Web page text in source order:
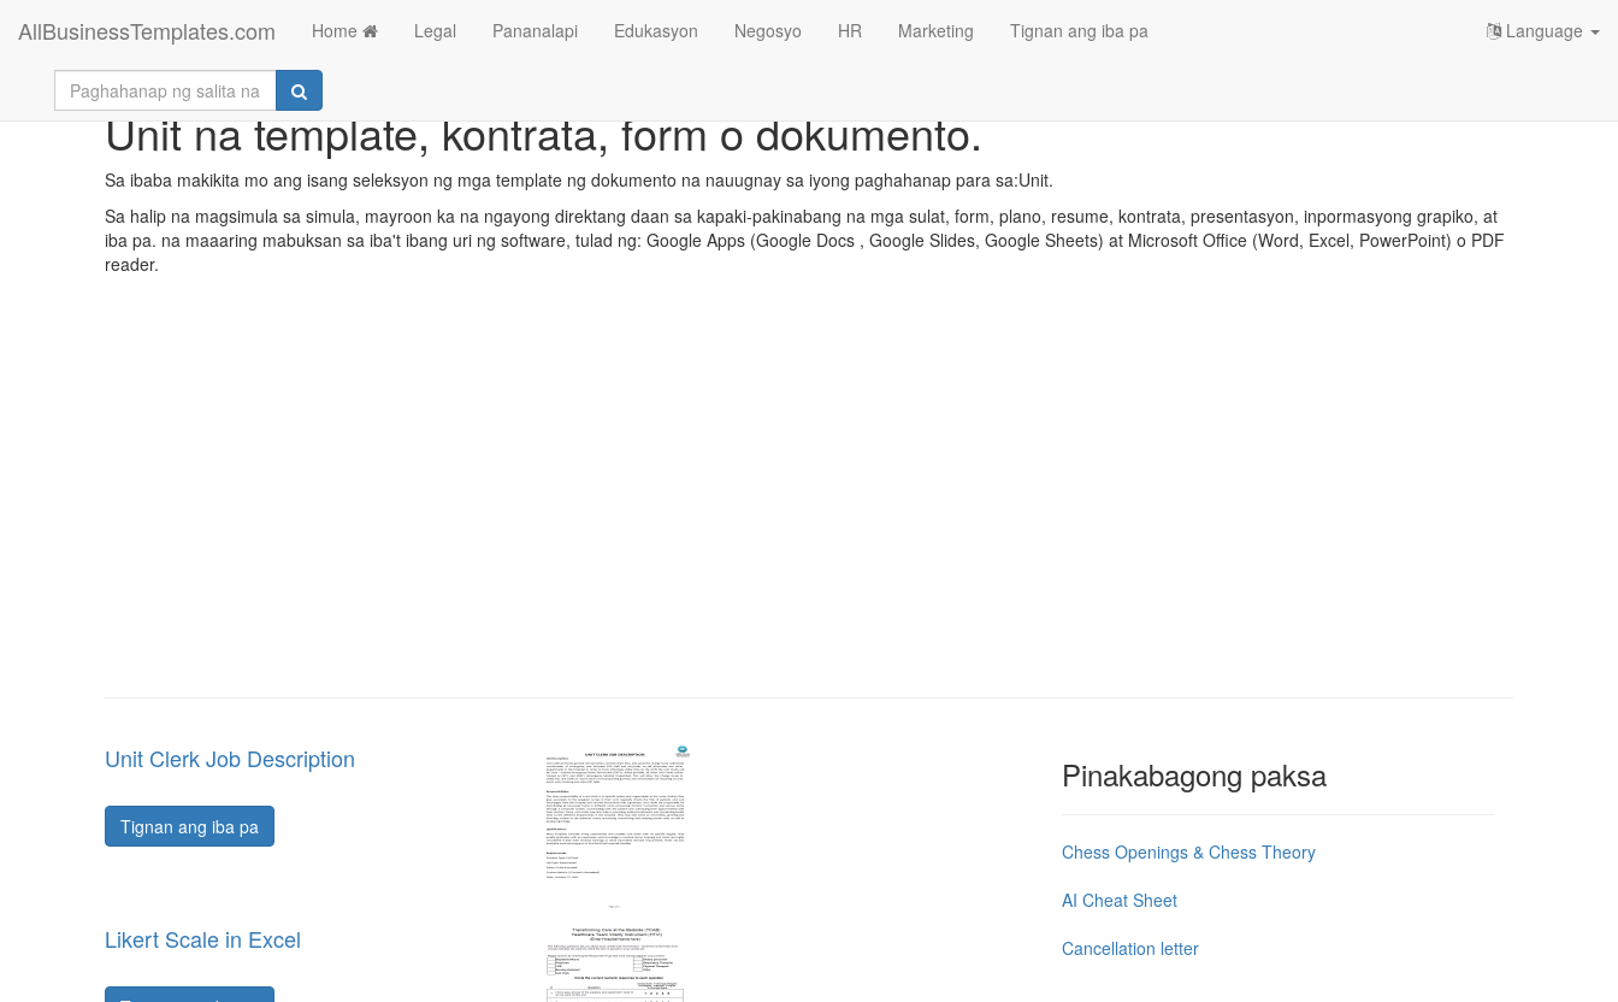
AllBusinessTemplates.com Home Legal Pananalapi Edukasyon Negosyo HR Marketing Tignan ang iba pa Language
Unit na template, kontrata, form o dokumento.
Sa ibaba makikita mo ang isang seleksyon ng mga template ng dokumento na nauugnay sa iyong paghahanap para sa:Unit.
Sa halip na magsimula sa simula, mayroon ka na ngayong direktang daan sa kapaki-pakinabang na mga sulat, form, plano, resume, kontrata, presentasyon, inpormasyong grapiko, at
iba pa. na maaaring mabuksan sa iba't ibang uri ng software, tulad ng: Google Apps (Google Docs , Google Slides, Google Sheets) at Microsoft Office (Word, Excel, PowerPoint) o PDF
reader.
Unit Clerk Job Description
Tignan ang iba pa
Likert Scale in Excel
Pinakabagong paksa
Chess Openings & Chess Theory
AI Cheat Sheet
Cancellation letter